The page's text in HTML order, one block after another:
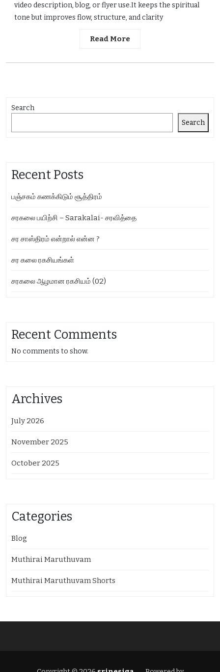
video description, blog, or flyer use.It keeps the spiritual
tone but improves flow, structure, and clarity
Read More
Search
Search
Recent Posts
பஞ்சகம் கணக்கிடும் சூத்திரம்
சரகலை பயிற்சி – Sarakalai- சரவித்தை
சர சாஸ்திரம் என்றால் என்ன ?
சர கலை ரகசியங்கள்
சரகலை ஆழமான ரகசியம் (02)
Recent Comments
No comments to show.
Archives
July 2026
November 2025
October 2025
Categories
Blog
Muthirai Maruthuvam
Muthirai Maruthuvam Shorts